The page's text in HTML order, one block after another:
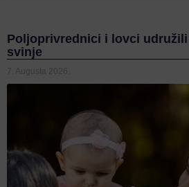
Poljoprivrednici i lovci
svinje
7. Augusta 2026.